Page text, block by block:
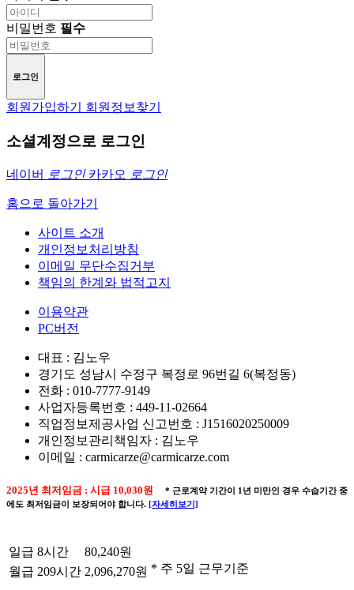
비밀번호 필수
로그인
회원가입하기 회원정보찾기
소셜계정으로 로그인
네이버 로그인 카카오 로그인
홈으로 돌아가기
사이트 소개
개인정보처리방침
이메일 무단수집거부
책임의 한계와 법적고지
이용약관
PC버전
대표 : 김노우
경기도 성남시 수정구 복정로 96번길 6(복정동)
전화 : 010-7777-9149
사업자등록번호 : 449-11-02664
직업정보제공사업 신고번호 : J1516020250009
개인정보관리책임자 : 김노우
이메일 : carmicarze@carmicarze.com
2025년 최저임금 : 시급 10,030원
* 근로계약 기간이 1년 미만인 경우 수습기간 중
에도 최저임금이 보장되어야 합니다. [자세히보기]
일급 8시간
80,240원
* 주 5일 근무기준
월급 209시간 2,096,270원